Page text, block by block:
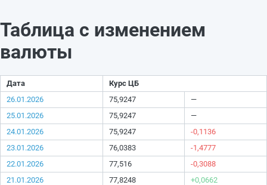
Таблица с изменением
валюты
Дата
Курс ЦБ
26.01.2026
75,9247
—
25.01.2026
75,9247
—
24.01.2026
75,9247
-0,1136
23.01.2026
76,0383
-1,4777
22.01.2026
77,516
-0,3088
21.01.2026
77,8248
+0,0662